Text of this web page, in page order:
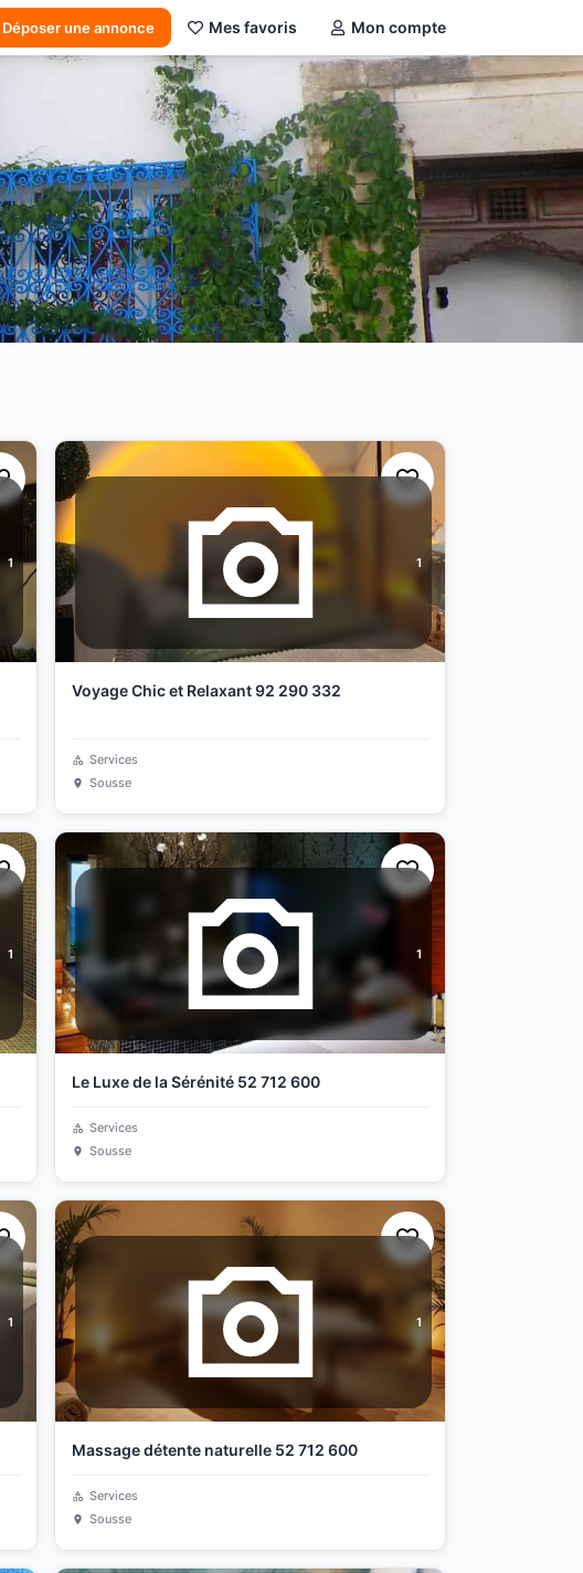
Déposer une annonce Mes favoris Mon compte
1 1
Voyage Chic et Relaxant 92 290 332
Services
Sousse
1 1
Le Luxe de la Sérénité 52 712 600
Services
Sousse
1 1
Massage détente naturelle 52 712 600
Services
Sousse